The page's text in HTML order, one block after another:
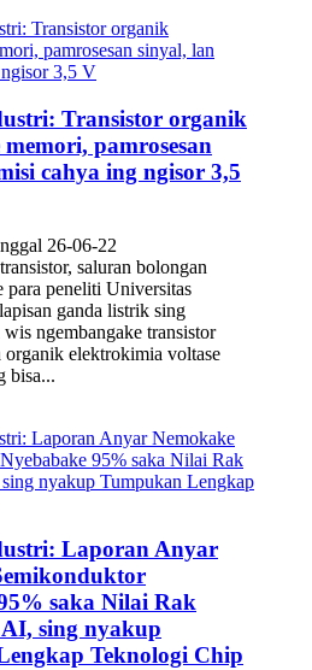
Transistor organik
pamrosesan
cahya ing ngisor 3,5
26-06-22
saluran bolongan
para peneliti Universitas
ganda listrik sing
ngembangake transistor
organik elektrokimia voltase
bisa...
Laporan Anyar
saka Nilai Rak
sing nyakup
Teknologi Chip